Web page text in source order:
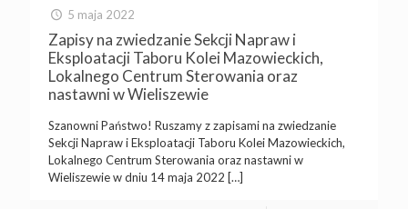
5 maja 2022
Zapisy na zwiedzanie Sekcji Napraw i
Eksploatacji Taboru Kolei Mazowieckich,
Lokalnego Centrum Sterowania oraz
nastawni w Wieliszewie
Szanowni Państwo! Ruszamy z zapisami na zwiedzanie
Sekcji Napraw i Eksploatacji Taboru Kolei Mazowieckich,
Lokalnego Centrum Sterowania oraz nastawni w
Wieliszewie w dniu 14 maja 2022 […]